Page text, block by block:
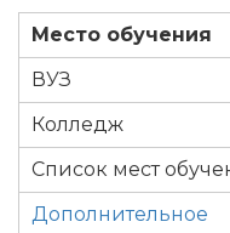
Место обучения
ВУЗ
Колледж
Список мест
Дополнительное